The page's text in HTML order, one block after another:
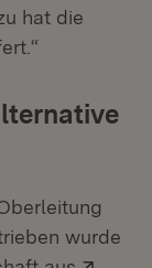
hat die
wurde